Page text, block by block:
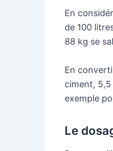
En
de 100
88 kg se
En
ciment, 5,5
exemple
Le